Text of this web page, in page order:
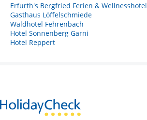
Erfurth's Bergfried Ferien & Wellnesshotel
Gasthaus Löffelschmiede
Waldhotel Fehrenbach
Hotel Sonnenberg Garni
Hotel Reppert